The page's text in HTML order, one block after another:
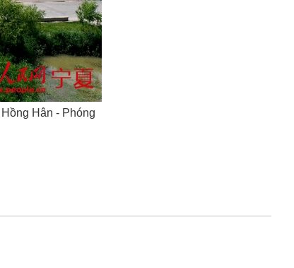
اردو
हिन्दी
Hân - Phóng